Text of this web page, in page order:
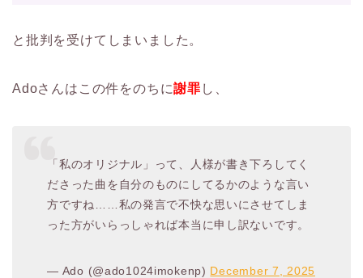
と批判を受けてしまいました。
Adoさんはこの件をのちに謝罪 し、
「私のオリジナル」って、人様が書き下ろしてく
ださった曲を自分のものにしてるかのような言い
方ですね……私の発言で不快な思いにさせてしま
った方がいらっしゃれば本当に申し訳ないです。
— Ado (@ado1024imokenp) December 7, 2025